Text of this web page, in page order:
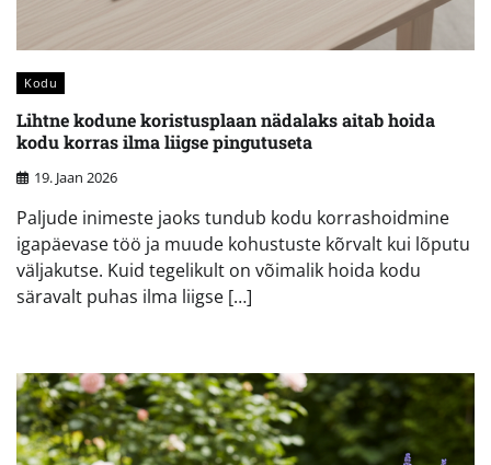
Kodu
Lihtne kodune koristusplaan nädalaks aitab hoida
kodu korras ilma liigse pingutuseta
19. Jaan 2026
Paljude inimeste jaoks tundub kodu korrashoidmine
igapäevase töö ja muude kohustuste kõrvalt kui lõputu
väljakutse. Kuid tegelikult on võimalik hoida kodu
säravalt puhas ilma liigse […]